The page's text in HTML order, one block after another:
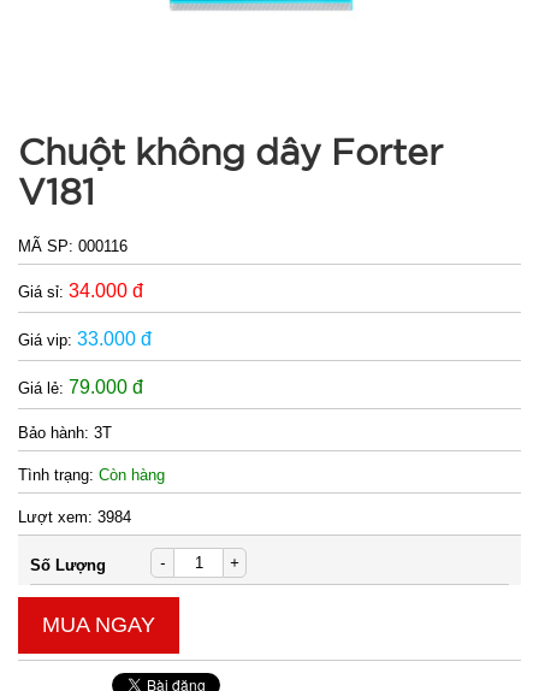
Chuột không dây Forter
V181
MÃ SP: 000116
Giá sỉ: 34.000 đ
Giá vip: 33.000 đ
Giá lẻ: 79.000 đ
Bảo hành: 3T
Tình trạng: Còn hàng
Lượt xem: 3984
Số Lượng - +
MUA NGAY
)
TÌNH
hành: